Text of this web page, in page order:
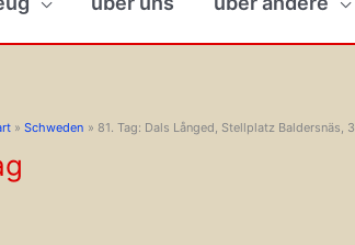
Schweden 81. Tag: Dals Långed, Stellplatz Baldersnäs,